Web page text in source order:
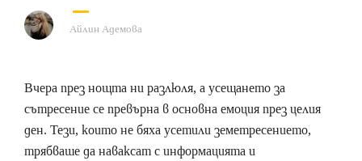
Айлин Адемова
Вчера през нощта ни разлюля, а усещането за
сътресение се превърна в основна емоция през целия
ден. Тези, които не бяха усетили земетресението,
трябваше да наваксат с информацията и